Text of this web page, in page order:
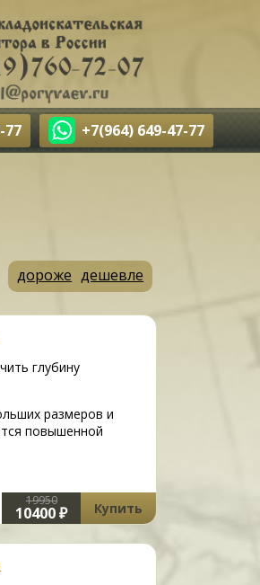
77 +7(964) 649-47-77
дороже дешевле
глубину
размеров и
повышенной
19950
10400 ₽ Купить